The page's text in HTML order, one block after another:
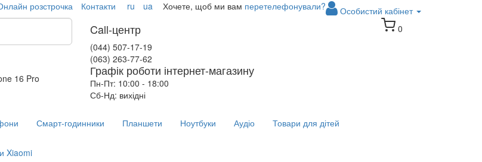
розстрочка Контакти ru ua Особистий кабінет
Хочете, щоб ми вам перетелефонували?
16 Pro
Call-центр
(044) 507-17-19
(063) 263-77-62
Графік роботи інтернет-магазину
Пн-Пт: 10:00 - 18:00
Сб-Нд: вихідні
0
Смарт-годинники Планшети Ноутбуки Аудіо Товари для дітей
Xiaomi